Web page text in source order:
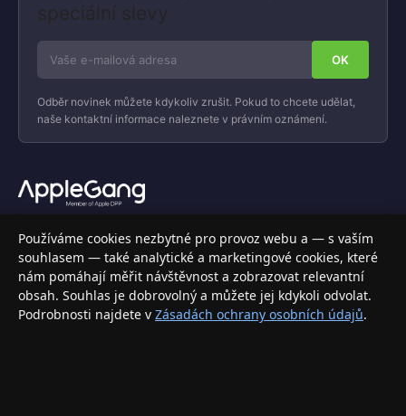
speciální slevy
Odběr novinek můžete kdykoliv zrušit. Pokud to chcete udělat,
naše kontaktní informace naleznete v právním oznámení.
Váš specializovaný obchod s Apple produkty, příslušenstvím a
elektronikou. Nakupujte bezpečně a s jistotou.
INFORMACE
Doprava a doručení
Používáme cookies nezbytné pro provoz webu a — s vaším
souhlasem — také analytické a marketingové cookies, které
nám pomáhají měřit návštěvnost a zobrazovat relevantní
obsah. Souhlas je dobrovolný a můžete jej kdykoli odvolat.
Podrobnosti najdete v Zásadách ochrany osobních údajů.